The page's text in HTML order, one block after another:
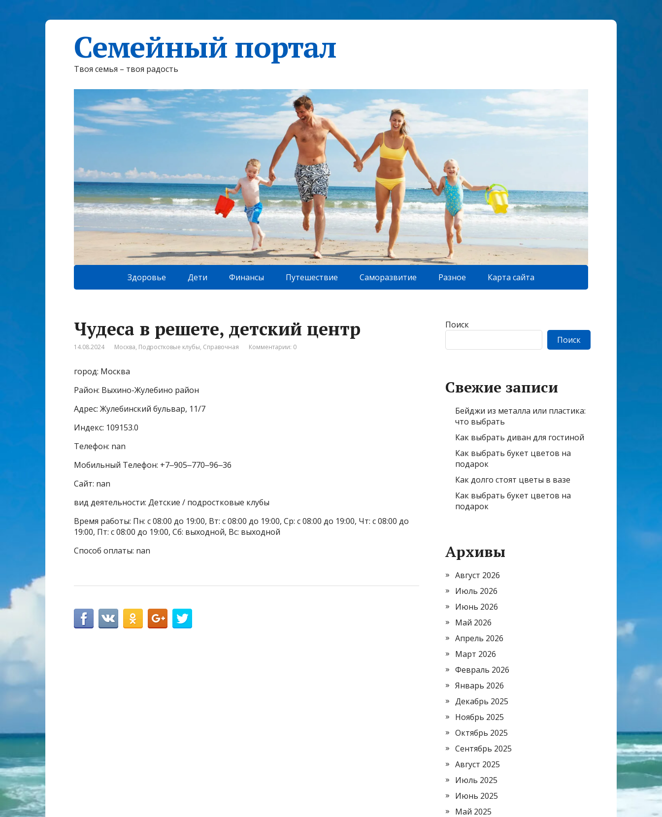
Семейный портал
Твоя семья – твоя радость
Здоровье Дети Финансы Путешествие Саморазвитие Разное Карта сайта
Чудеса в решете, детский центр
14.08.2024 Москва, Подростковые клубы, Справочная Комментарии: 0
город: Москва
Район: Выхино-Жулебино район
Адрес: Жулебинский бульвар, 11/7
Индекс: 109153.0
Телефон: nan
Мобильный Телефон: +7‒905‒770‒96‒36
Сайт: nan
вид деятельности: Детские / подростковые клубы
Время работы: Пн: с 08:00 до 19:00, Вт: с 08:00 до 19:00, Ср: с 08:00 до 19:00, Чт: с 08:00 до
19:00, Пт: с 08:00 до 19:00, Сб: выходной, Вс: выходной
Способ оплаты: nan
Поиск
Поиск
Свежие записи
Бейджи из металла или пластика:
что выбрать
Как выбрать диван для гостиной
Как выбрать букет цветов на
подарок
Как долго стоят цветы в вазе
Как выбрать букет цветов на
подарок
Архивы
Август 2026
Июль 2026
Июнь 2026
Май 2026
Апрель 2026
Март 2026
Февраль 2026
Январь 2026
Декабрь 2025
Ноябрь 2025
Октябрь 2025
Сентябрь 2025
Август 2025
Июль 2025
Июнь 2025
Май 2025